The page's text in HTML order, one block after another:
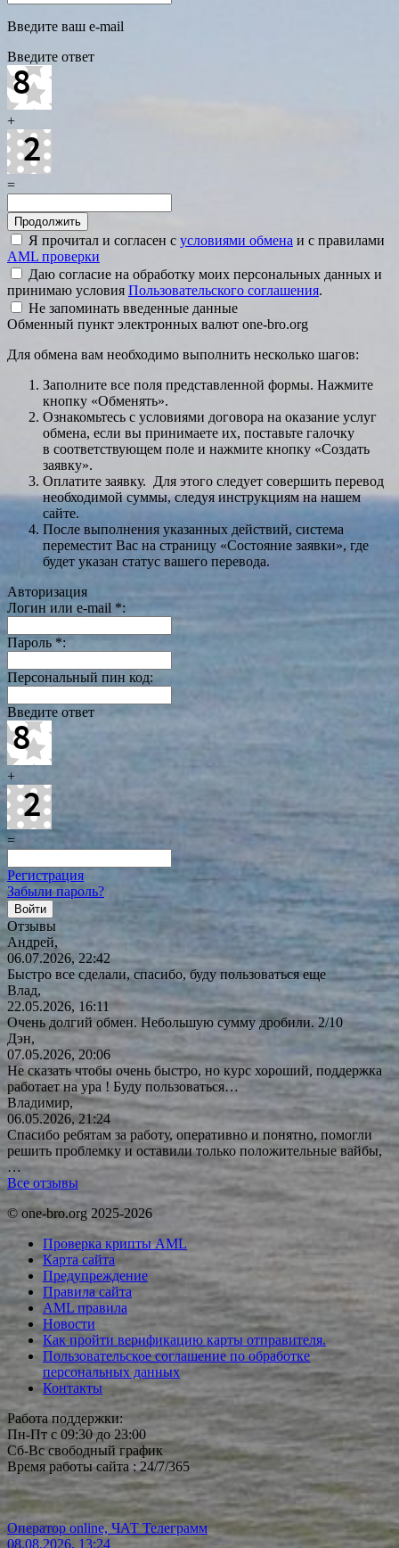
Введите ваш e-mail
Введите ответ
+
=
Я прочитал и согласен с условиями обмена и с правилами
AML проверки
Даю согласие на обработку моих персональных данных и
принимаю условия Пользовательского соглашения.
Не запоминать введенные данные
Обменный пункт электронных валют one-bro.org
Для обмена вам необходимо выполнить несколько шагов:
Заполните все поля представленной формы. Нажмите
кнопку «Обменять».
Ознакомьтесь с условиями договора на оказание услуг
обмена, если вы принимаете их, поставьте галочку
в соответствующем поле и нажмите кнопку «Создать
заявку».
Оплатите заявку. Для этого следует совершить перевод
необходимой суммы, следуя инструкциям на нашем
сайте.
После выполнения указанных действий, система
переместит Вас на страницу «Состояние заявки», где
будет указан статус вашего перевода.
Авторизация
Логин или e-mail *:
Пароль *:
Персональный пин код:
Введите ответ
+
=
Регистрация
Забыли пароль?
Отзывы
Андрей,
06.07.2026, 22:42
Быстро все сделали, спасибо, буду пользоваться еще
Влад,
22.05.2026, 16:11
Очень долгий обмен. Небольшую сумму дробили. 2/10
Дэн,
07.05.2026, 20:06
Не сказать чтобы очень быстро, но курс хороший, поддержка
работает на ура ! Буду пользоваться…
Владимир,
06.05.2026, 21:24
Спасибо ребятам за работу, оперативно и понятно, помогли
решить проблемку и оставили только положительные вайбы,
…
Все отзывы
© one-bro.org 2025-2026
Проверка крипты AML
Карта сайта
Предупреждение
Правила сайта
AML правила
Новости
Как пройти верификацию карты отправителя.
Пользовательское соглашение по обработке
персональных данных
Контакты
Работа поддержки:
Пн-Пт с 09:30 до 23:00
Сб-Вс свободный график
Время работы сайта : 24/7/365
Оператор online, ЧАТ Телеграмм
08.08.2026, 13:24